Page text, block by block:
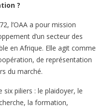
?
l’OAA a pour mission
d’un secteur des
en Afrique. Elle agit comme
de représentation
du marché.
six piliers : le plaidoyer, le
la formation,